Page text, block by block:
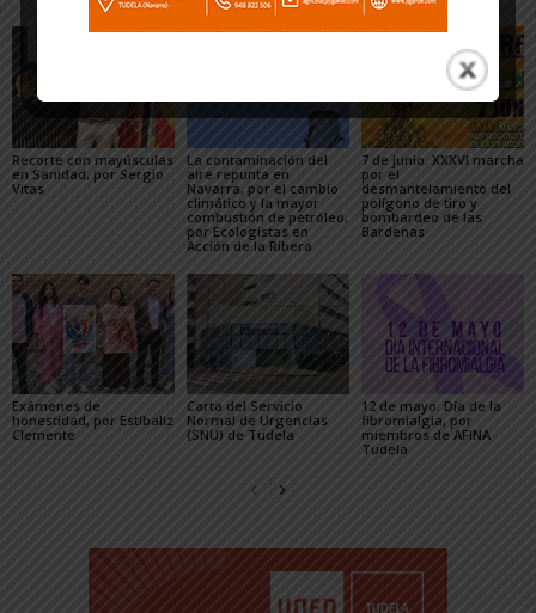
Recorte con mayúsculas
en Sanidad, por Sergio
Vitas
La contaminación del
aire repunta en
Navarra, por el cambio
climático y la mayor
combustión de petróleo,
por Ecologistas en
Acción de la Ribera
7 de junio. XXXVI marcha
por el
desmantelamiento del
polígono de tiro y
bombardeo de las
Bardenas
Exámenes de
honestidad, por Estíbaliz
Clemente
Carta del Servicio
Normal de Urgencias
(SNU) de Tudela
12 de mayo: Día de la
fibromialgia, por
miembros de AFINA
Tudela